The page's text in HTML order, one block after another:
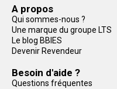
A propos
Qui sommes-nous ?
Une marque du groupe LTS
Le blog BBIES
Devenir Revendeur
Besoin d'aide ?
Questions fréquentes